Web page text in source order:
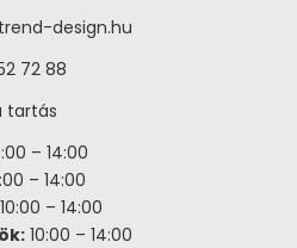
design.hu
72 88
tartás
– 14:00
– 14:00
10:00 – 14:00
10:00 – 14:00